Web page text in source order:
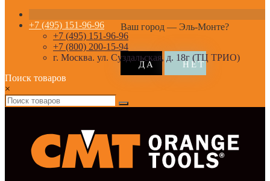
Ваш город — Эль-Монте?
+7 (495) 151-96-96
+7 (495) 151-96-96
+7 (800) 200-15-94
г. Москва. ул. Суздальская, д. 18г (ТЦ ТРИО)
Поиск товаров
×